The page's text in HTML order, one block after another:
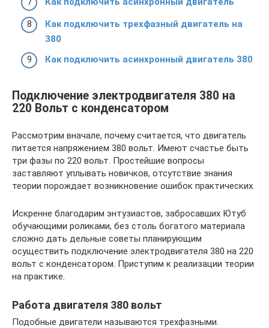
Как подключить трехфазный двигатель на
380
Как подключить асинхронный двигатель 380
Подключение электродвигателя 380 на
220 Вольт с конденсатором
Рассмотрим вначале, почему считается, что двигатель
питается напряжением 380 вольт. Имеют счастье быть
три фазы по 220 вольт. Простейшие вопросы
заставляют уплывать новичков, отсутствие знания
теории порождает возникновение ошибок практических.
Искренне благодарим энтузиастов, забросавших Ютуб
обучающими роликами, без столь богатого материала
сложно дать дельные советы планирующим
осуществить подключение электродвигателя 380 на 220
вольт с конденсатором. Приступим к реализации теории
на практике.
Работа двигателя 380 вольт
Подобные двигатели называются трехфазными.